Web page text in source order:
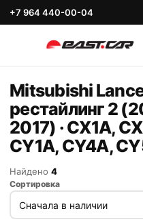
+7 964 440-00-04
Mitsubishi
рестайлинг 2
2017) · CX1A,
CY1A, CY4A,
Найдено 4
Сортировка